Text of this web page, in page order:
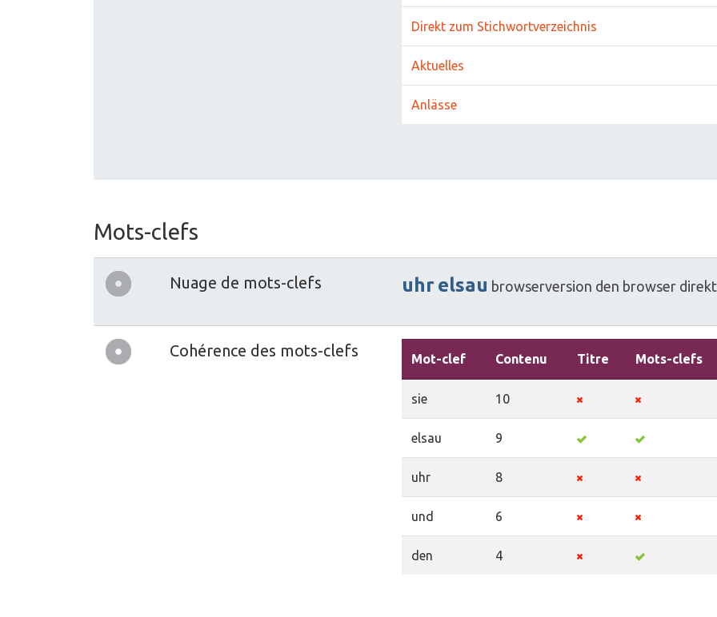
Direkt zum Stichwortverzeichnis
Aktuelles
Anlässe
Mots-clefs
Nuage de mots-clefs uhrelsau browserversion den browser direkt
Cohérence des mots-clefs Mot-clef Contenu Titre Mots-clefs
sie 10
elsau 9
uhr 8
und 6
den 4